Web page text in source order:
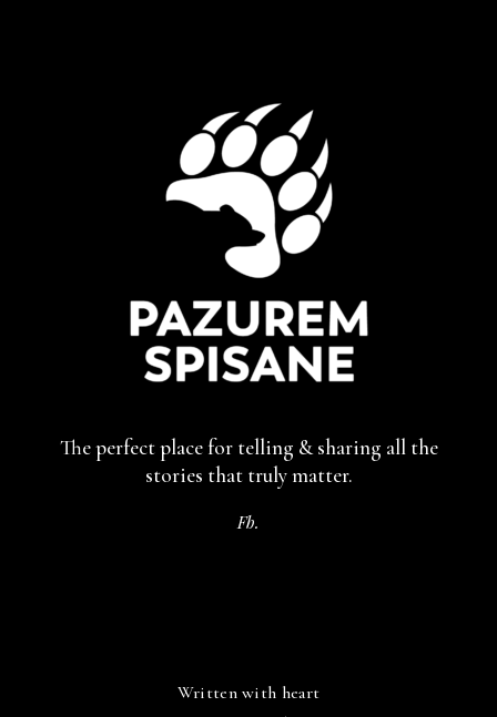
The perfect place for telling & sharing all the
stories that truly matter.
Fb.
Written with heart